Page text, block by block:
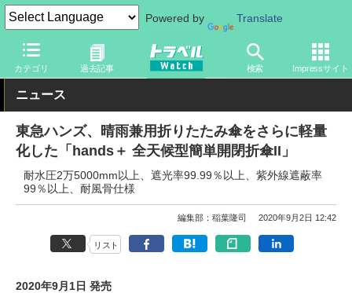
Powered by Translate
カテゴリ 過去記事 検索 Impressサイト
トラベル Watch 旅のアイテム その他
ニュース
東急ハンズ、晴雨兼用折りたたみ傘をさらに軽量
化した「hands＋ 全天候型簡単開閉折傘II」
耐水圧2万5000mm以上、遮光率99.99％以上、紫外線遮蔽率
99％以上、耐風骨仕様
編集部：稲葉隆司 2020年9月2日 12:42
リスト
2020年9月1日 発売